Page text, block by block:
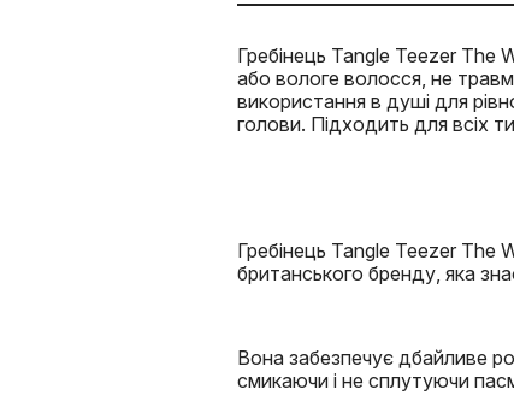
Гребінець Tangle Teezer
або вологе волосся, не
використання в душі для
голови. Підходить для всіх
Гребінець Tangle Teezer The
британського бренду, яка
Вона забезпечує дбайливе
смикаючи і не сплутуючи